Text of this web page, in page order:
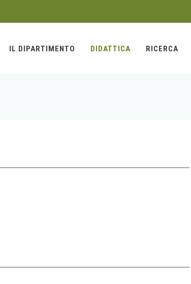
IL DIPARTIMENTO DIDATTICA RICERCA